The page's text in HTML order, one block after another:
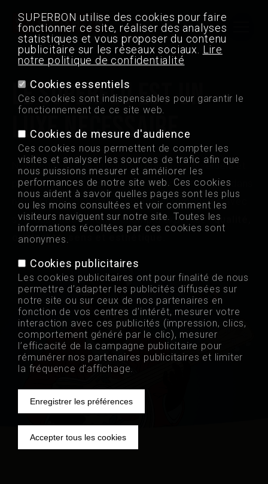
SUPERBON utilise des cookies pour faire
fonctionner ce site, réaliser des analyses
statistiques et vous proposer du contenu
publicitaire sur les réseaux sociaux. Lire
notre politique de confidentialité
Cookies essentiels
Ces cookies sont indispensables pour garantir le
fonctionnement de ce site web.
Cookies de mesure d'audience
Ces cookies nous permettent de compter les
visites et analyser les sources de trafic afin que
nous puissions mesurer et améliorer les
performances de notre site web. Ces cookies
nous aident à savoir quelles pages sont les plus
ou les moins consultées et voir comment les
visiteurs naviguent sur notre site. Toutes les
informations récoltées par ces cookies sont
anonymes.
Cookies publicitaires
Les cookies publicitaires ont pour finalité de nous
permettre d’adapter les publicités diffusées sur
notre site ou sur ceux de nos partenaires en
fonction de vos centres d’intérêt, mesurer votre
interaction avec ces publicités (impression, clics,
comportement généré par le clic), mesurer
l’efficacité de la campagne publicitaire pour
rémunérer nos partenaires publicitaires et limiter
la fréquence d’affichage.
Enregistrer les préférences
Accepter tous les cookies
La qualité a toujours
raison
MAIN
NAVIGATION
(FRONT)
Chips de Madrid
Points de vente
Jobs
Contact
Professionnel
nl EN de
LE SUPERFLU ESTUN
LUXE NÉCESSAIRE
Nous éditons des produits d’épicerie, universels et
populaires. Des produits profondément ancrés dans
notre culture commune, nourris et remodelés avec
soin dans notre propre champ d’expertise :qualité,
originalité, sens et esthétique